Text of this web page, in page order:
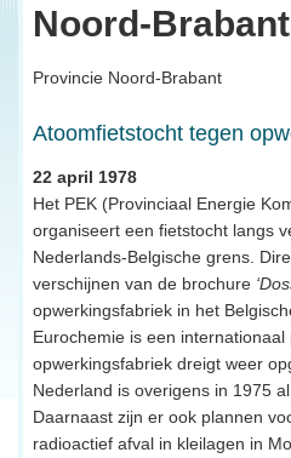
Noord-Brabant
Provincie Noord-Brabant
Atoomfietstocht tegen
22 april 1978
Het PEK (Provinciaal Energie
organiseert een fietstocht langs
Nederlands-Belgische grens.
verschijnen van de brochure
opwerkingsfabriek in het
Eurochemie is een internationaal
opwerkingsfabriek dreigt weer
Nederland is overigens in 1975
Daarnaast zijn er ook plannen
radioactief afval in kleilagen in